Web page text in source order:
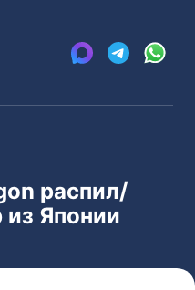
распил/
из Японии